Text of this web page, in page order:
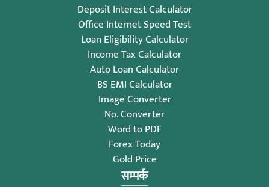
Deposit Interest Calculator
Office Internet Speed Test
Loan Eligibility Calculator
Income Tax Calculator
Auto Loan Calculator
BS EMI Calculator
Image Converter
No. Converter
Word to PDF
Forex Today
Gold Price
सम्पर्क